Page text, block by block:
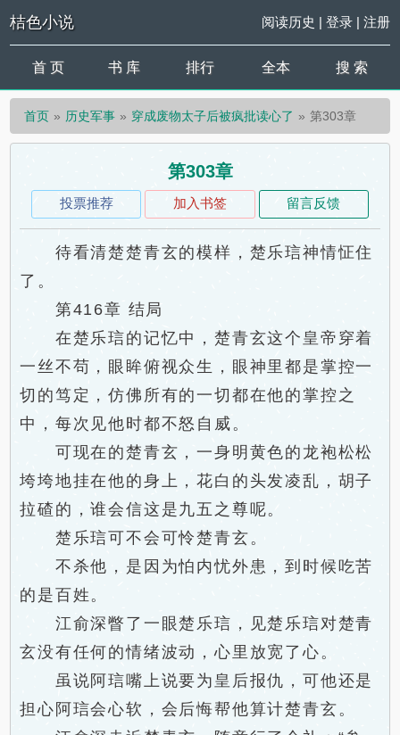
桔色小说 阅读历史 | 登录| 注册
首 页 书 库 排行 全本 搜 索
首页 历史军事 穿成废物太子后被疯批读心了 第303章
第303章
投票推荐 加入书签 留言反馈
待看清楚楚青玄的模样，楚乐琂神情怔住
了。
第416章 结局
在楚乐琂的记忆中，楚青玄这个皇帝穿着
一丝不苟，眼眸俯视众生，眼神里都是掌控一
切的笃定，仿佛所有的一切都在他的掌控之
中，每次见他时都不怒自威。
可现在的楚青玄，一身明黄色的龙袍松松
垮垮地挂在他的身上，花白的头发凌乱，胡子
拉碴的，谁会信这是九五之尊呢。
楚乐琂可不会可怜楚青玄。
不杀他，是因为怕内忧外患，到时候吃苦
的是百姓。
江俞深瞥了一眼楚乐琂，见楚乐琂对楚青
玄没有任何的情绪波动，心里放宽了心。
虽说阿琂嘴上说要为皇后报仇，可他还是
担心阿琂会心软，会后悔帮他算计楚青玄。